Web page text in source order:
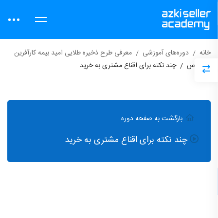
خانه دوره‌های آموزشی
معرفی طرح ذخیره طلایی امید بیمه کارآفرین
دروس
چند نکته برای اقناع مشتری به خرید
بازگشت به صفحه دوره
چند نکته برای اقناع مشتری به خرید